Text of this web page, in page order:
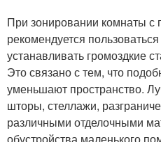
При зонировании комнаты
рекомендуется
устанавливать громоздкие
Это связано с тем, что
уменьшают пространство.
шторы, стеллажи,
различными отделочными
обустройства маленького